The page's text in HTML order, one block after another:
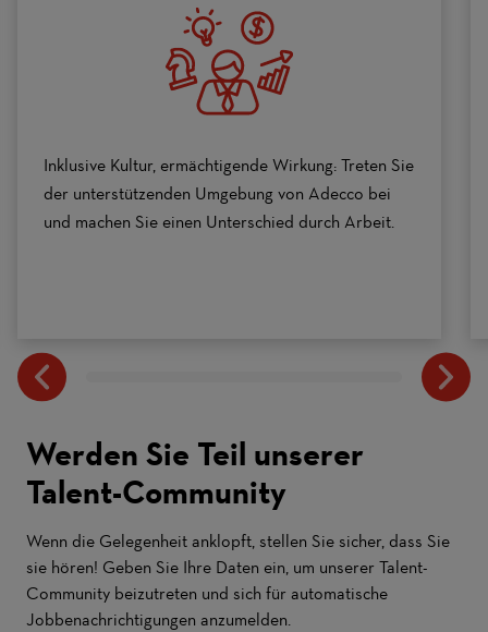
Inklusive Kultur, ermächtigende Wirkung: Treten Sie
der unterstützenden Umgebung von Adecco bei
und machen Sie einen Unterschied durch Arbeit.
Werden Sie Teil unserer
Talent-Community
Wenn die Gelegenheit anklopft, stellen Sie sicher, dass Sie
sie hören! Geben Sie Ihre Daten ein, um unserer Talent-
Community beizutreten und sich für automatische
Jobbenachrichtigungen anzumelden.